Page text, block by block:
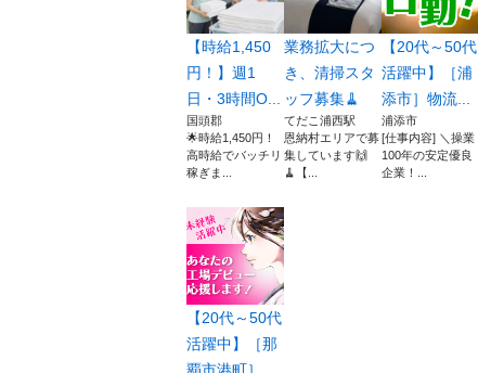
【時給1,450
円！】週1
日・3時間O...
国頭郡
🌟時給1,450円！
高時給でバッチリ
稼ぎま...
業務拡大につ
き、清掃スタ
ッフ募集🧹
てだこ浦西駅
恩納村エリアで募
集しています🙌
🧹【...
【20代～50代
活躍中】［浦
添市］物流...
浦添市
[仕事内容] ＼操業
100年の安定優良
企業！...
【20代～50代
活躍中】［那